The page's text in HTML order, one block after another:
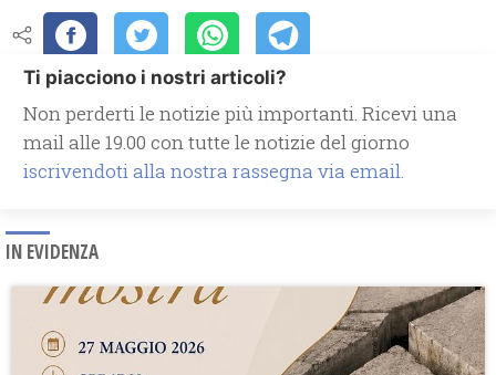
Ti piacciono i nostri articoli?
Non perderti le notizie più importanti. Ricevi una
mail alle 19.00 con tutte le notizie del giorno
iscrivendoti alla nostra rassegna via email.
IN EVIDENZA